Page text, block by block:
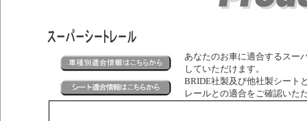
あなたのお車に適合するスー
していただけます。
BRIDE社製及び他社製シート
レールとの適合をご確認いた